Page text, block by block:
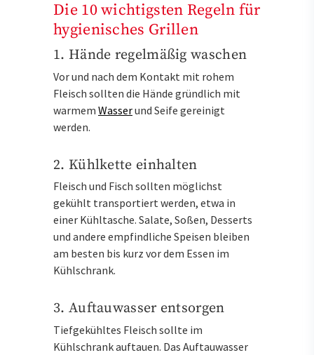
Die 10 wichtigsten Regeln für
hygienisches Grillen
1. Hände regelmäßig waschen
Vor und nach dem Kontakt mit rohem
Fleisch sollten die Hände gründlich mit
warmem Wasserund Seife gereinigt
werden.
2. Kühlkette einhalten
Fleisch und Fisch sollten möglichst
gekühlt transportiert werden, etwa in
einer Kühltasche. Salate, Soßen, Desserts
und andere empfindliche Speisen bleiben
am besten bis kurz vor dem Essen im
Kühlschrank.
3. Auftauwasser entsorgen
Tiefgekühltes Fleisch sollte im
Kühlschrank auftauen. Das Auftauwasser